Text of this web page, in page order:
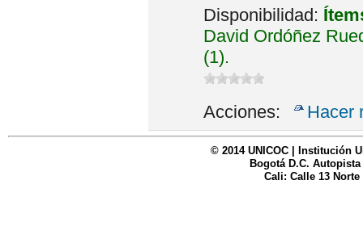
Disponibilidad:
David Ordóñez
(1).
Acciones: Hacer
© 2014 UNICOC | Institución
Bogotá D.C. Autopista
Cali: Calle 13 Norte